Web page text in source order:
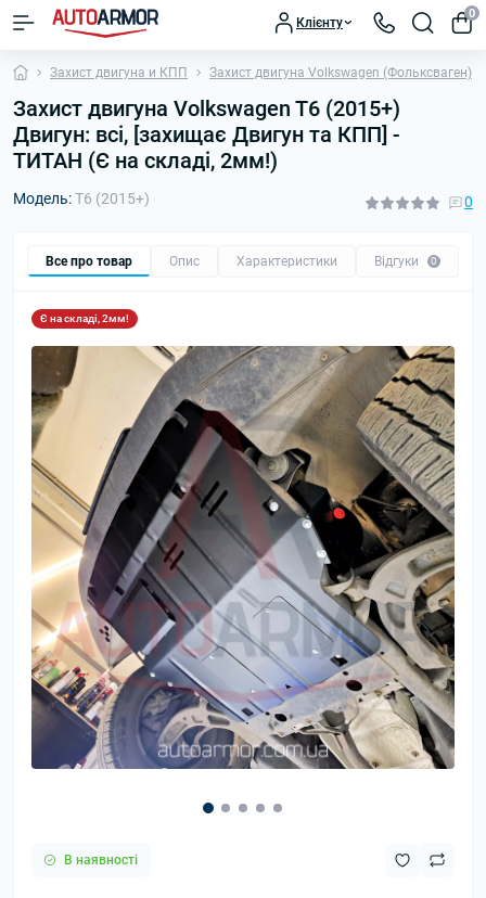
Клієнту
0
Захист двигуна и КПП Захист двигуна Volkswagen (Фольксваген)
Захист двигуна Volkswagen T6 (2015+)
Двигун: всі, [захищає Двигун та КПП] -
ТИТАН (Є на складі, 2мм!)
Модель:T6 (2015+) 0
Все про товар Опис Характеристики Відгуки 0
Є на складі, 2мм!
В наявності